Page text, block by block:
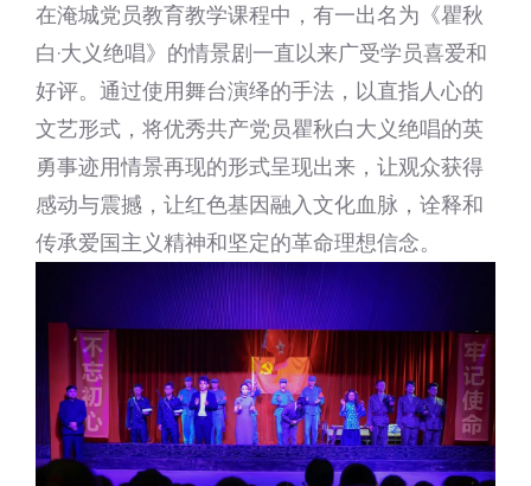
在淹城党员教育教学课程中，有一出名为《瞿秋
白·大义绝唱》的情景剧一直以来广受学员喜爱和
好评。通过使用舞台演绎的手法，以直指人心的
文艺形式，将优秀共产党员瞿秋白大义绝唱的英
勇事迹用情景再现的形式呈现出来，让观众获得
感动与震撼，让红色基因融入文化血脉，诠释和
传承爱国主义精神和坚定的革命理想信念。